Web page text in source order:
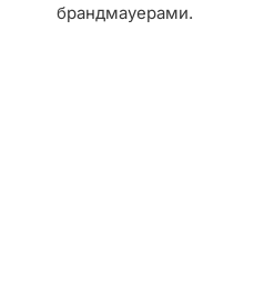
брандмауерами.